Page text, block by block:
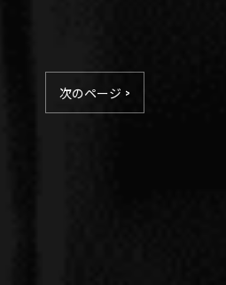
次のページ >